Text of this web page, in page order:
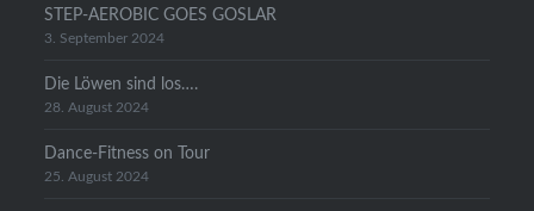
STEP-AEROBIC GOES GOSLAR
3. September 2024
Die Löwen sind los….
28. August 2024
Dance-Fitness on Tour
25. August 2024